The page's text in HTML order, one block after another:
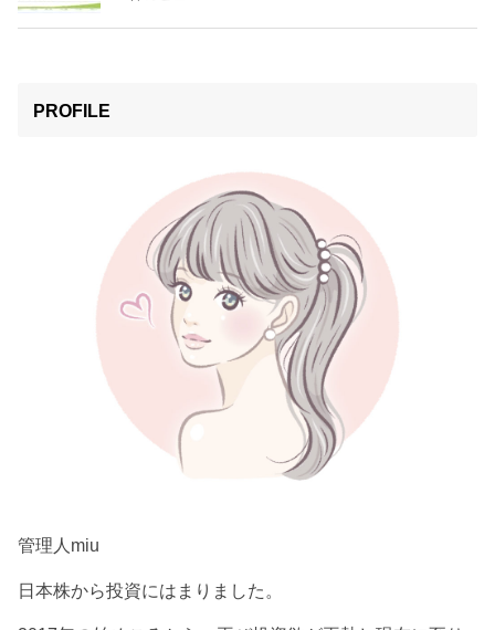
PROFILE
管理人miu
日本株から投資にはまりました。